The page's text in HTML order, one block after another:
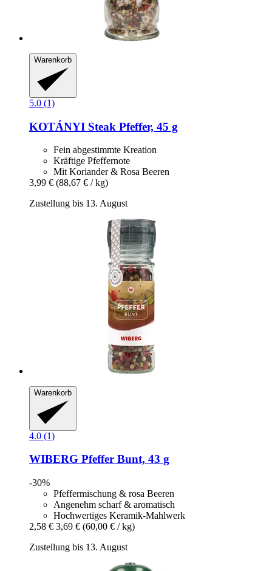
Warenkorb
5.0 (1)
KOTÁNYI Steak Pfeffer, 45 g
Fein abgestimmte Kreation
Kräftige Pfeffernote
Mit Koriander & Rosa Beeren
3,99 € (88,67 € / kg)
Zustellung bis 13. August
Warenkorb
4.0 (1)
WIBERG Pfeffer Bunt, 43 g
-30%
Pfeffermischung & rosa Beeren
Angenehm scharf & aromatisch
Hochwertiges Keramik-Mahlwerk
2,58 € 3,69 € (60,00 € / kg)
Zustellung bis 13. August